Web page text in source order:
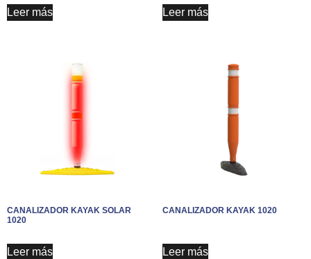
Leer más Leer más
CANALIZADOR KAYAK SOLAR
1020
Leer más
CANALIZADOR KAYAK 1020
Leer más